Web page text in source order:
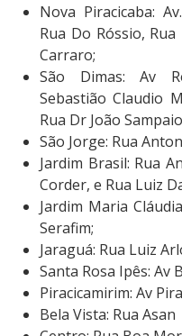
Nova Piracicaba:
Rua Do Róssio,
Carraro;
São Dimas: Av
Sebastião Claudio
Rua Dr João
São Jorge: Rua
Jardim Brasil: Rua
Corder, e Rua Luiz
Jardim Maria
Serafim;
Jaraguá: Rua Luiz
Santa Rosa Ipês: Av
Piracicamirim: Av
Bela Vista: Rua Asan